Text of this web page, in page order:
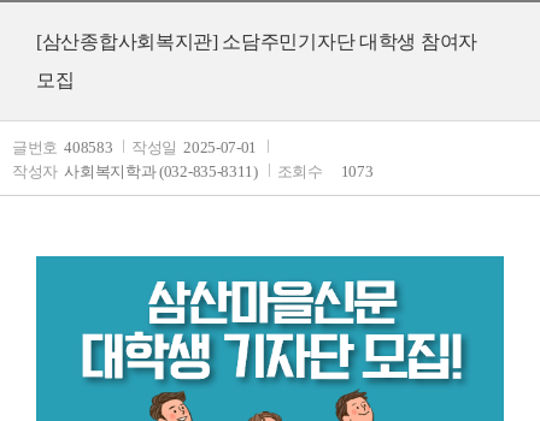
[삼산종합사회복지관] 소담주민기자단 대학생 참여자
모집
글번호 408583 작성일 2025-07-01
작성자 사회복지학과 (032-835-8311) 조회수 1073